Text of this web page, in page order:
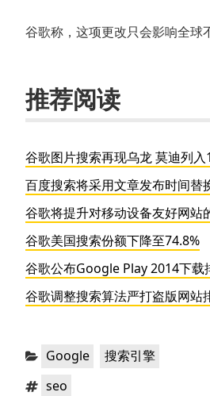
谷歌称，这项更改只会影响全球
推荐阅读
谷歌图片搜索再现乌龙 莫迪列
百度搜索将采用文章发布时间替
谷歌将提升对移动设备友好网站
谷歌美国搜索份额下降至74.8%
谷歌公布Google Play 2014下载
谷歌调整搜索算法严打盗版网站
分
Google ，
搜索引擎
标 seo